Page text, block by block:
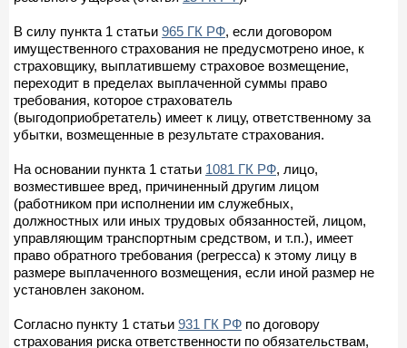
В силу пункта 1 статьи 965 ГК РФ, если договором
имущественного страхования не предусмотрено иное, к
страховщику, выплатившему страховое возмещение,
переходит в пределах выплаченной суммы право
требования, которое страхователь
(выгодоприобретатель) имеет к лицу, ответственному за
убытки, возмещенные в результате страхования.
На основании пункта 1 статьи 1081 ГК РФ, лицо,
возместившее вред, причиненный другим лицом
(работником при исполнении им служебных,
должностных или иных трудовых обязанностей, лицом,
управляющим транспортным средством, и т.п.), имеет
право обратного требования (регресса) к этому лицу в
размере выплаченного возмещения, если иной размер не
установлен законом.
Согласно пункту 1 статьи 931 ГК РФ по договору
страхования риска ответственности по обязательствам,